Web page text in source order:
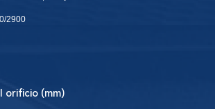
2900
orificio (mm)